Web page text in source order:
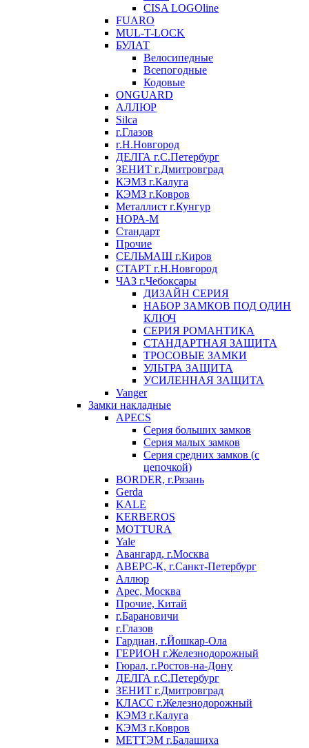
CISA LOGOline
FUARO
MUL-T-LOCK
БУЛАТ
Велосипедные
Всепогодные
Кодовые
ONGUARD
АЛЛЮР
Silca
г.Глазов
г.Н.Новгород
ДЕЛГА г.С.Петербург
ЗЕНИТ г.Дмитровград
КЭМЗ г.Калуга
КЭМЗ г.Ковров
Металлист г.Кунгур
НОРА-М
Стандарт
Прочие
СЕЛЬМАШ г.Киров
СТАРТ г.Н.Новгород
ЧАЗ г.Чебоксары
ДИЗАЙН СЕРИЯ
НАБОР ЗАМКОВ ПОД ОДИН
КЛЮЧ
СЕРИЯ РОМАНТИКА
СТАНДАРТНАЯ ЗАЩИТА
ТРОСОВЫЕ ЗАМКИ
УЛЬТРА ЗАЩИТА
УСИЛЕННАЯ ЗАЩИТА
Vanger
Замки накладные
APECS
Серия больших замков
Серия малых замков
Серия средних замков (с
цепочкой)
BORDER, г.Рязань
Gerda
KALE
KERBEROS
MOTTURA
Yale
Авангард, г.Москва
АВЕРС-К, г.Санкт-Петербург
Аллюр
Арес, Москва
Прочие, Китай
г.Барановичи
г.Глазов
Гардиан, г.Йошкар-Ола
ГЕРИОН г.Железнодорожный
Гюрал, г.Ростов-на-Дону
ДЕЛГА г.С.Петербург
ЗЕНИТ г.Дмитровград
КЛАСС г.Железнодорожный
КЭМЗ г.Калуга
КЭМЗ г.Ковров
МЕТТЭМ г.Балашиха